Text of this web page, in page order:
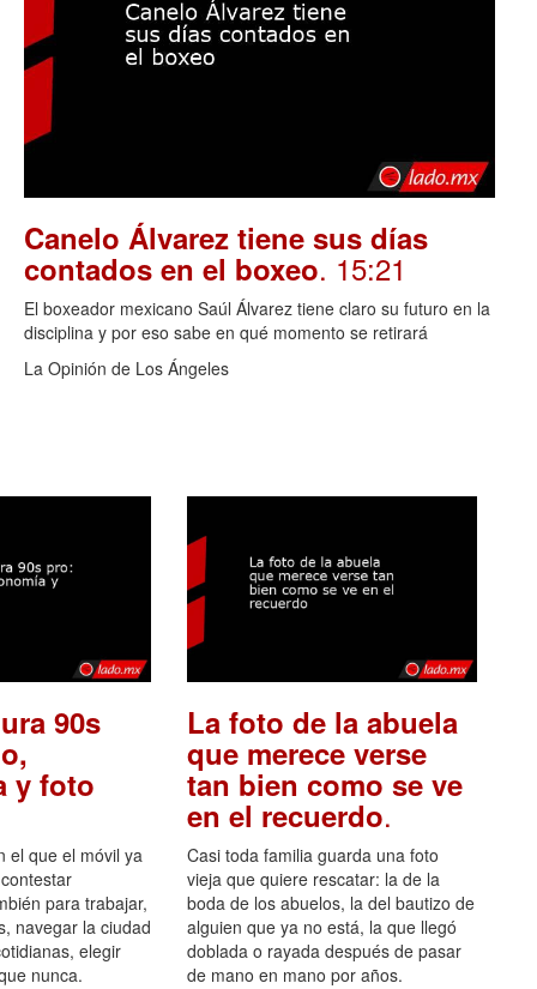
Canelo Álvarez tiene sus días
contados en el boxeo. 15:21
El boxeador mexicano Saúl Álvarez tiene claro su futuro en la
disciplina y por eso sabe en qué momento se retirará
La Opinión de Los Ángeles
90s
y foto
el que el móvil ya
para trabajar,
navegar la ciudad
elegir
nunca.
La foto de la abuela
que merece verse
tan bien como se ve
en el recuerdo.
Casi toda familia guarda una foto
vieja que quiere rescatar: la de la
boda de los abuelos, la del bautizo de
alguien que ya no está, la que llegó
doblada o rayada después de pasar
de mano en mano por años.